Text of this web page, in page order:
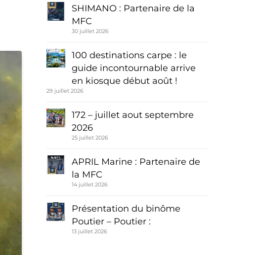
SHIMANO : Partenaire de la
MFC
30 juillet 2026
100 destinations carpe : le
guide incontournable arrive
en kiosque début août !
29 juillet 2026
172 – juillet aout septembre
2026
25 juillet 2026
APRIL Marine : Partenaire de
la MFC
14 juillet 2026
Présentation du binôme
Poutier – Poutier :
13 juillet 2026